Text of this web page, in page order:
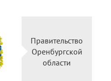
Правительство
Оренбургской
области